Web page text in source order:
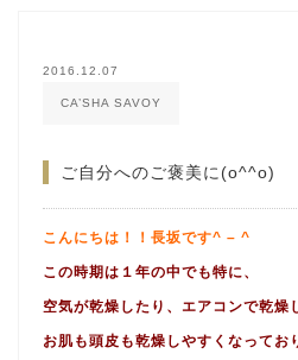
2016.12.07
CA’SHA SAVOY
ご自分へのご褒美に(o^^o)
こんにちは！！ 長坂です^ – ^
この時期は１年の中でも特に、
空気が乾燥したり、エアコンで乾燥
お肌も頭皮も乾燥しやすくなってお